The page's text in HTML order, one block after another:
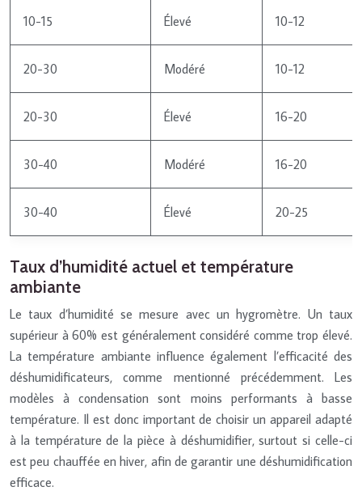
10-15 Élevé 10-12
20-30 Modéré 10-12
20-30 Élevé 16-20
30-40 Modéré 16-20
30-40 Élevé 20-25
Taux d’humidité actuel et température
ambiante
Le taux d’humidité se mesure avec un hygromètre. Un taux
supérieur à 60% est généralement considéré comme trop élevé.
La température ambiante influence également l’efficacité des
déshumidificateurs, comme mentionné précédemment. Les
modèles à condensation sont moins performants à basse
température. Il est donc important de choisir un appareil adapté
à la température de la pièce à déshumidifier, surtout si celle-ci
est peu chauffée en hiver, afin de garantir une déshumidification
efficace.